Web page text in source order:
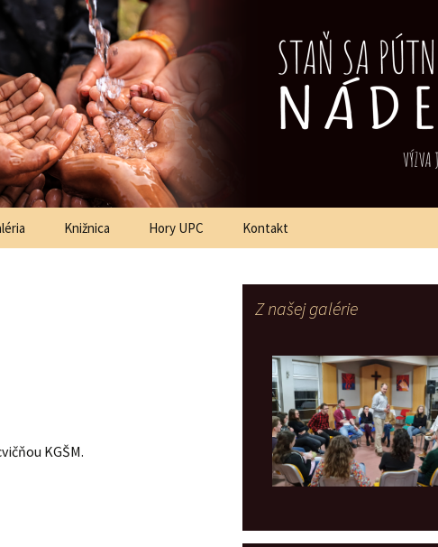
centrum
Knižnica Hory UPC Kontakt
KGŠM.
Z našej galérie